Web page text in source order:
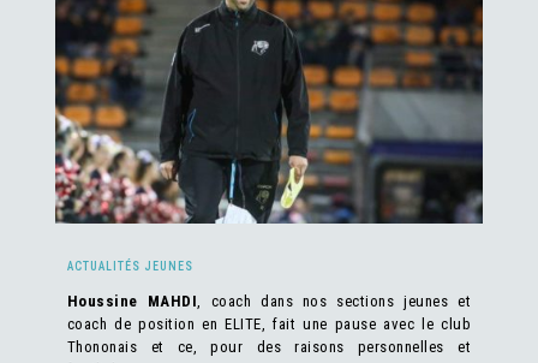
ACTUALITÉS JEUNES
Houssine MAHDI, coach dans nos sections jeunes et
coach de position en ELITE, fait une pause avec le club
Thononais et ce, pour des raisons personnelles et